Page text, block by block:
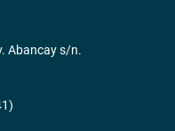
Abancay s/n.